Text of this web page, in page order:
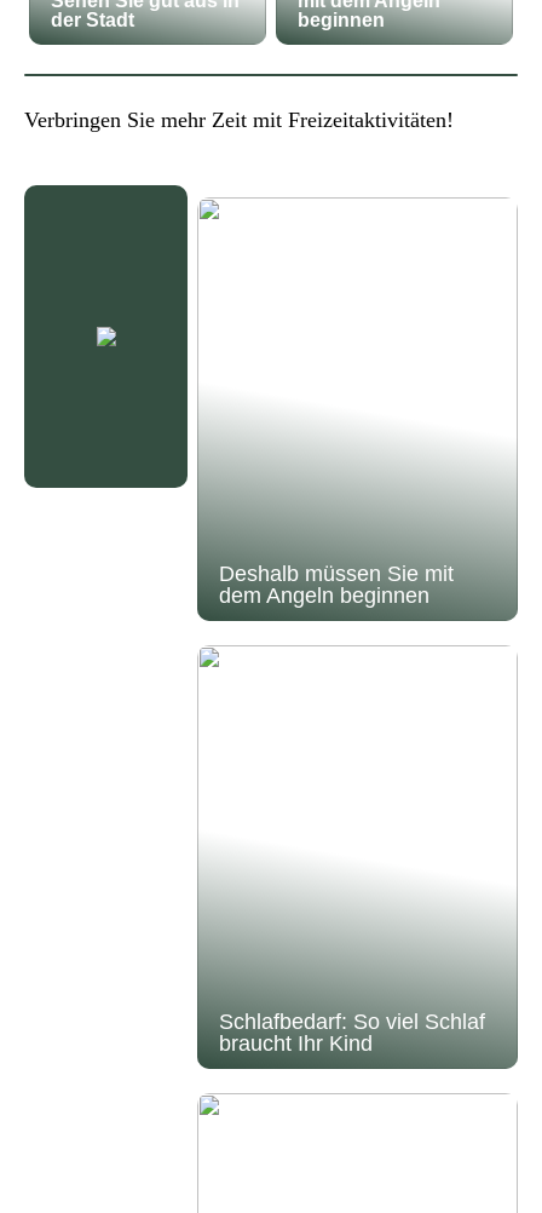
der Stadt
beginnen
Verbringen Sie mehr Zeit mit Freizeitaktivitäten!
Deshalb müssen Sie mit
dem Angeln beginnen
Schlafbedarf: So viel Schlaf
braucht Ihr Kind